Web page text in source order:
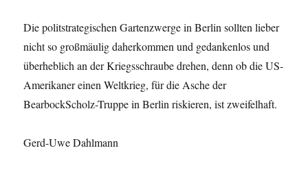
Die politstrategischen Gartenzwerge in Berlin sollten lieber
nicht so großmäulig daherkommen und gedankenlos und
überheblich an der Kriegsschraube drehen, denn ob die US-
Amerikaner einen Weltkrieg, für die Asche der
BearbockScholz-Truppe in Berlin riskieren, ist zweifelhaft.
Gerd-Uwe Dahlmann